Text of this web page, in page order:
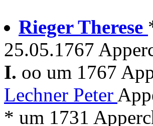
Rieger Therese
25.05.1767
I. oo um 1767
Lechner Peter
* um 1731